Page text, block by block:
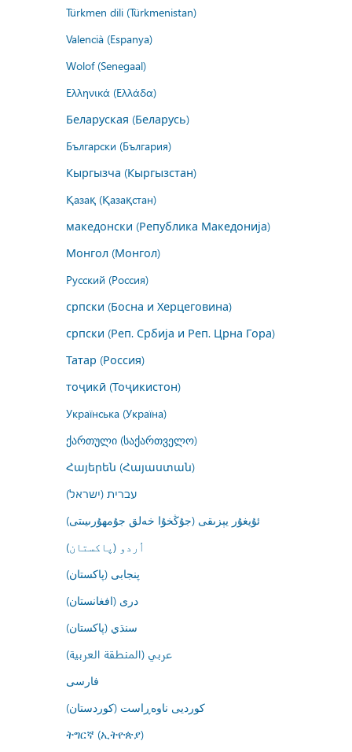
Türkmen dili (Türkmenistan)
Valencià (Espanya)
Wolof (Senegaal)
Ελληνικά (Ελλάδα)
Беларуская (Беларусь)
Български (България)
Кыргызча (Кыргызстан)
Қазақ (Қазақстан)
македонски (Република Македонија)
Монгол (Монгол)
Русский (Россия)
српски (Босна и Херцеговина)
српски (Реп. Србија и Реп. Црна Гора)
Татар (Россия)
тоҷикӣ (Тоҷикистон)
Українська (Україна)
ქართული (საქართველო)
Հայերեն (Հայաստան)
עברית (ישראל)
ئۇيغۇر يېزىقى (جۇڭخۇا خەلق جۇمھۇرىيىتى)
اُردو (پاکستان)
پنجابی (پاکستان)
درى (افغانستان)
سنڌي (پاکستان)
عربي (المنطقة العربية)
فارسى
کوردیی ناوەڕاست (کوردستان)
ትግርኛ (ኢትዮጵያ)